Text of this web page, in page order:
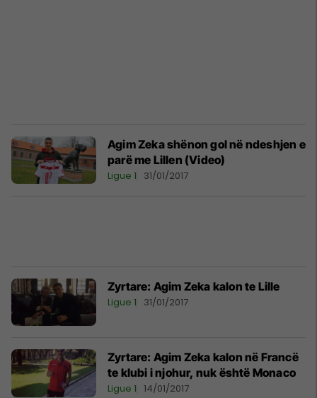
Agim Zeka shënon gol në ndeshjen e
parë me Lillen (Video)
Ligue 1 31/01/2017
Zyrtare: Agim Zeka kalon te Lille
Ligue 1 31/01/2017
Zyrtare: Agim Zeka kalon në Francë
te klubi i njohur, nuk është Monaco
Ligue 1 14/01/2017